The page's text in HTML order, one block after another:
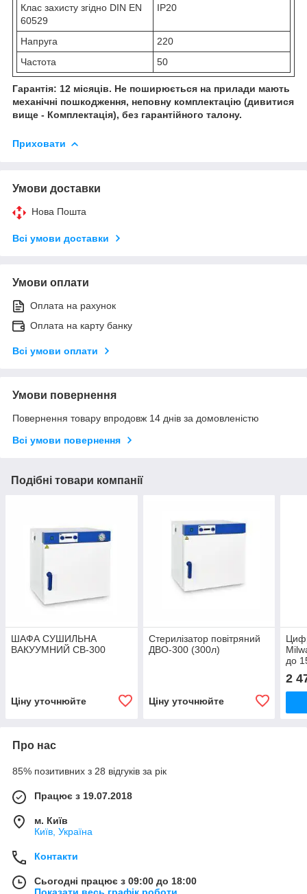
Клас захисту згідно DIN EN
60529
IP20
Напруга
220
Частота
50
Гарантія: 12 місяців. Не поширюється на прилади мають
механічні пошкодження, неповну комплектацію (дивитися
вище - Комплектація), без гарантійного талону.
Приховати
Умови доставки
Нова Пошта
Всі умови доставки
Умови оплати
Оплата на рахунок
Оплата на карту банку
Всі умови оплати
Умови повернення
Повернення товару впродовж 14 днів за домовленістю
Всі умови повернення
Подібні товари компанії
ШАФА СУШИЛЬНА
ВАКУУМНИЙ СВ-300
Ціну уточнюйте
Стерилізатор повітряний
ДВО-300 (300л)
Ціну уточнюйте
до
2
Про нас
85% позитивних з 28 відгуків за рік
Працює з 19.07.2018
м. Київ
Київ, Україна
Контакти
Сьогодні працює з 09:00 до 18:00